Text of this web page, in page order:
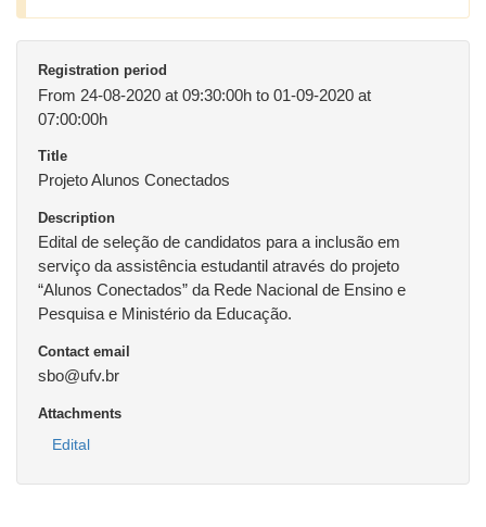
Registration period
From 24-08-2020 at 09:30:00h to 01-09-2020 at
07:00:00h
Title
Projeto Alunos Conectados
Description
Edital de seleção de candidatos para a inclusão em
serviço da assistência estudantil através do projeto
“Alunos Conectados” da Rede Nacional de Ensino e
Pesquisa e Ministério da Educação.
Contact email
sbo@ufv.br
Attachments